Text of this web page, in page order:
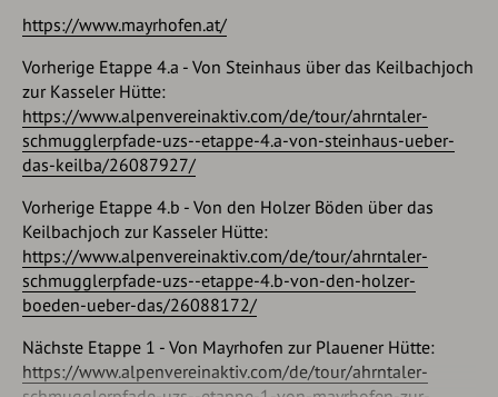
Parken
In Mayrhofen verschiedene Parkplätze. Kostenloser
Parkplatz (Mautgebühr für Straße!) am Gasthof Wasserfall.
https://www.mayrhofen.at/
Vorherige Etappe 4.a - Von Steinhaus über das Keilbachjoch
zur Kasseler Hütte:
https://www.alpenvereinaktiv.com/de/tour/ahrntaler-
schmugglerpfade-uzs--etappe-4.a-von-steinhaus-ueber-
das-keilba/26087927/
Vorherige Etappe 4.b - Von den Holzer Böden über das
Keilbachjoch zur Kasseler Hütte:
https://www.alpenvereinaktiv.com/de/tour/ahrntaler-
schmugglerpfade-uzs--etappe-4.b-von-den-holzer-
boeden-ueber-das/26088172/
Nächste Etappe 1 - Von Mayrhofen zur Plauener Hütte:
https://www.alpenvereinaktiv.com/de/tour/ahrntaler-